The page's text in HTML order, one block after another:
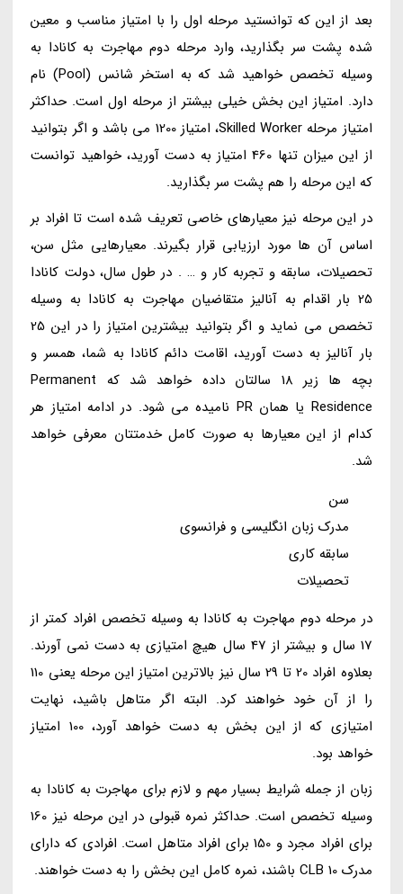
بعد از این که توانستید مرحله اول را با امتیاز مناسب و معین
شده پشت سر بگذارید، وارد مرحله دوم مهاجرت به کانادا به
وسیله تخصص خواهید شد که به استخر شانس (Pool) نام
دارد. امتیاز این بخش خیلی بیشتر از مرحله اول است. حداکثر
امتیاز مرحله Skilled Worker، امتیاز 1200 می باشد و اگر بتوانید
از این میزان تنها 460 امتیاز به دست آورید، خواهید توانست
که این مرحله را هم پشت سر بگذارید.
در این مرحله نیز معیارهای خاصی تعریف شده است تا افراد بر
اساس آن ها مورد ارزیابی قرار بگیرند. معیارهایی مثل سن،
تحصیلات، سابقه و تجربه کار و … . در طول سال، دولت کانادا
25 بار اقدام به آنالیز متقاضیان مهاجرت به کانادا به وسیله
تخصص می نماید و اگر بتوانید بیشترین امتیاز را در این 25
بار آنالیز به دست آورید، اقامت دائم کانادا به شما، همسر و
بچه ها زیر 18 سالتان داده خواهد شد که Permanent
Residence یا همان PR نامیده می شود. در ادامه امتیاز هر
کدام از این معیارها به صورت کامل خدمتتان معرفی خواهد
شد.
سن
مدرک زبان انگلیسی و فرانسوی
سابقه کاری
تحصیلات
در مرحله دوم مهاجرت به کانادا به وسیله تخصص افراد کمتر از
17 سال و بیشتر از 47 سال هیچ امتیازی به دست نمی آورند.
بعلاوه افراد 20 تا 29 سال نیز بالاترین امتیاز این مرحله یعنی 110
را از آن خود خواهند کرد. البته اگر متاهل باشید، نهایت
امتیازی که از این بخش به دست خواهد آورد، 100 امتیاز
خواهد بود.
زبان از جمله شرایط بسیار مهم و لازم برای مهاجرت به کانادا به
وسیله تخصص است. حداکثر نمره قبولی در این مرحله نیز 160
برای افراد مجرد و 150 برای افراد متاهل است. افرادی که دارای
مدرک CLB 10 باشند، نمره کامل این بخش را به دست خواهند.